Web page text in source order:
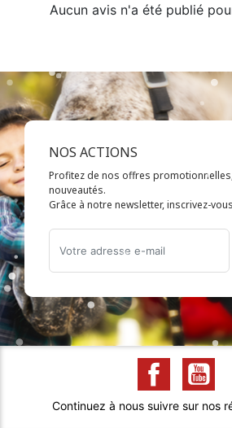
Aucun avis n'a été publié
NOS ACTIONS
Profitez de nos offres
nouveautés.
Grâce à notre newsletter, inscrivez-
Continuez à nous suivre sur nos